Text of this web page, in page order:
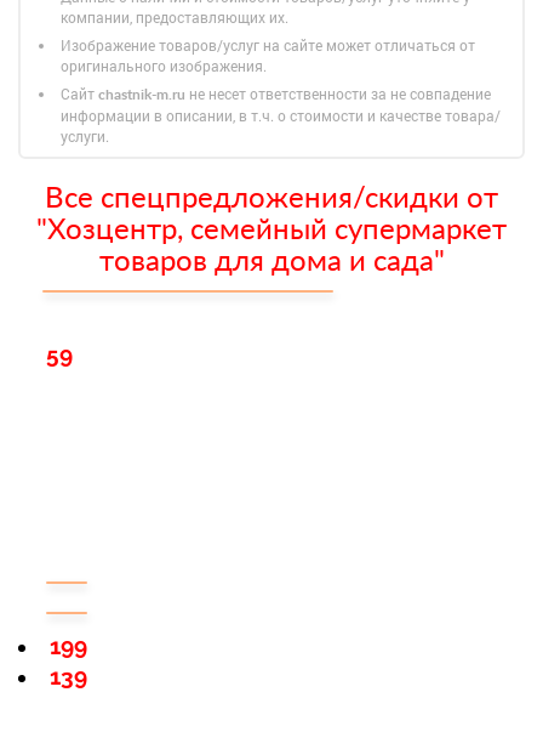
компании, предоставляющих их.
Изображение товаров/услуг на сайте может отличаться от
оригинального изображения.
Сайт chastnik-m.ru не несет ответственности за не совпадение
информации в описании, в т.ч. о стоимости и качестве товара/
услуги.
Все спецпредложения/скидки от
"Хозцентр, семейный супермаркет
товаров для дома и сада"
59
139
199